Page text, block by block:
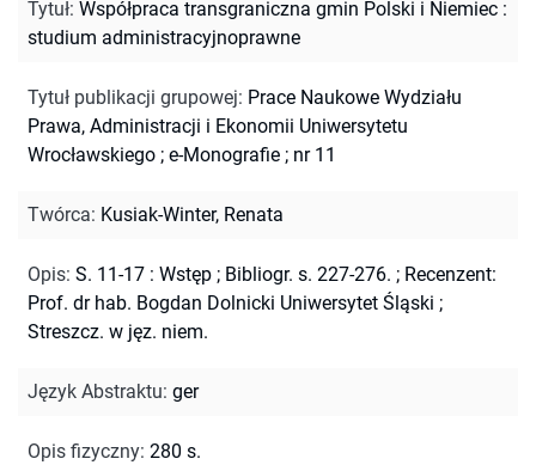
Tytuł: Współpraca transgraniczna gmin Polski i Niemiec :
studium administracyjnoprawne
Tytuł publikacji grupowej: Prace Naukowe Wydziału
Prawa, Administracji i Ekonomii Uniwersytetu
Wrocławskiego ; e-Monografie ; nr 11
Twórca: Kusiak-Winter, Renata
Opis: S. 11-17 : Wstęp ; Bibliogr. s. 227-276. ; Recenzent:
Prof. dr hab. Bogdan Dolnicki Uniwersytet Śląski ;
Streszcz. w jęz. niem.
Język Abstraktu: ger
Opis fizyczny: 280 s.